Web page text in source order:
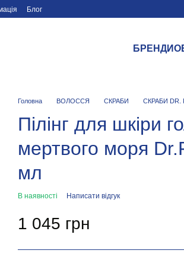
Блог
БРЕНДИ
Головна ВОЛОССЯ СКРАБИ СКРАБИ DR.
Пілінг для шкіри
мертвого моря
мл
В наявності Написати відгук
1 045 грн